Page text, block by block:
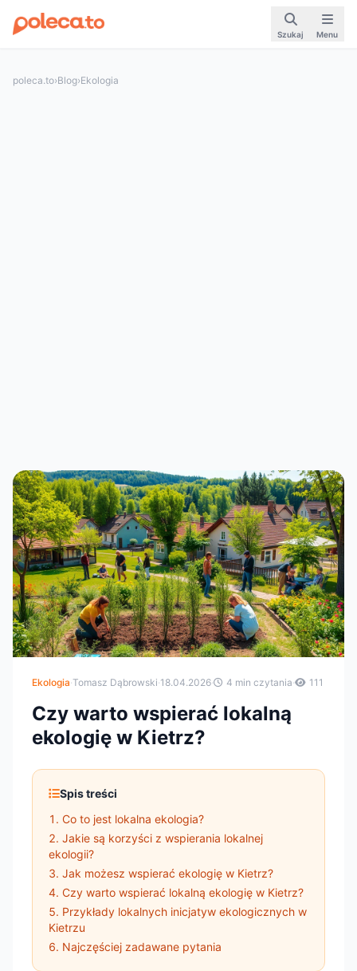
Szukaj Menu
poleca.to›Blog›Ekologia
Ekologia·Tomasz Dąbrowski·18.04.2026· 4 min czytania· 111
Czy warto wspierać lokalną
ekologię w Kietrz?
Spis treści
Co to jest lokalna ekologia?
Jakie są korzyści z wspierania lokalnej
ekologii?
Jak możesz wspierać ekologię w Kietrz?
Czy warto wspierać lokalną ekologię w Kietrz?
Przykłady lokalnych inicjatyw ekologicznych w
Kietrzu
Najczęściej zadawane pytania